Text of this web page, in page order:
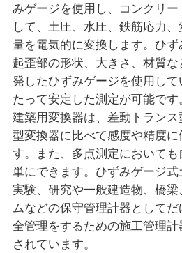
みゲージを使用し、コンクリ
して、土圧、水圧、鉄筋応力
量を電気的に変換します。ひ
起歪部の形状、大きさ、材質
発したひずみゲージを使用し
たって安定した測定が可能で
建築用変換器は、差動トラン
型変換器に比べて感度や精度
す。また、多点測定において
単にできます。ひずみゲージ式
実験、研究や一般建造物、橋
ムなどの保守管理計器として
全管理をするための施工管理
されています。